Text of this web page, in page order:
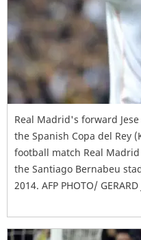
Real Madrid's forward
the Spanish Copa del Rey
football match Real
the Santiago Bernabeu
2014. AFP PHOTO/ GERARD